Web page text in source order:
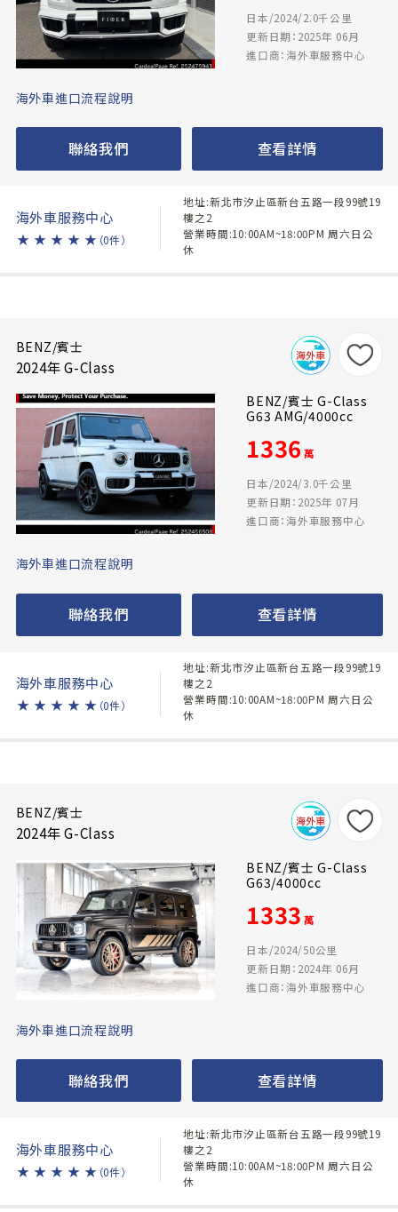
日本/2024/2.0千公里
更新日期：2025年 06月
進口商：海外車服務中心
海外車進口流程說明
聯絡我們 查看詳情
海外車服務中心
★ ★ ★ ★ ★ （0件）
地址:新北市汐止區新台五路一段99號19
樓之2
營業時間:10:00AM~18:00PM 周六日公
休
BENZ/賓士
2024年 G-Class
BENZ/賓士 G-Class
G63 AMG/4000cc
1336 萬
日本/2024/3.0千公里
更新日期：2025年 07月
進口商：海外車服務中心
海外車進口流程說明
聯絡我們 查看詳情
海外車服務中心
★ ★ ★ ★ ★ （0件）
地址:新北市汐止區新台五路一段99號19
樓之2
營業時間:10:00AM~18:00PM 周六日公
休
BENZ/賓士
2024年 G-Class
BENZ/賓士 G-Class
G63/4000cc
1333 萬
日本/2024/50公里
更新日期：2024年 06月
進口商：海外車服務中心
海外車進口流程說明
聯絡我們 查看詳情
海外車服務中心
★ ★ ★ ★ ★ （0件）
地址:新北市汐止區新台五路一段99號19
樓之2
營業時間:10:00AM~18:00PM 周六日公
休